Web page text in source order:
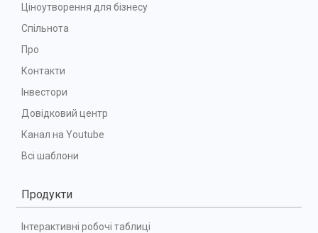
Ціноутворення для бізнесу
Спільнота
Про
Контакти
Інвестори
Довідковий центр
Канал на Youtube
Всі шаблони
Продукти
Інтерактивні робочі таблиці